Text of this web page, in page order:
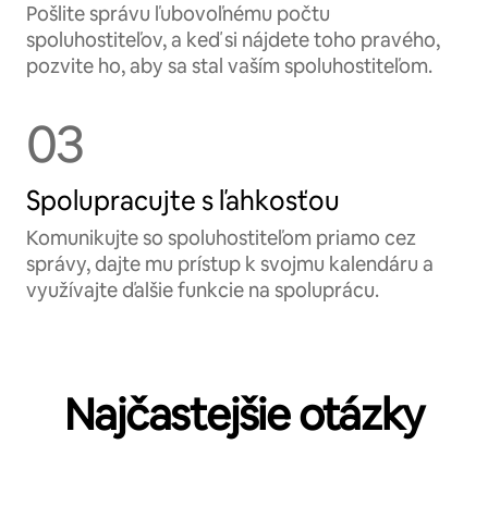
Pošlite správu ľubovoľnému počtu
spoluhostiteľov, a keď si nájdete toho pravého,
pozvite ho, aby sa stal vaším spoluhostiteľom.
03
Spolupracujte s ľahkosťou
Komunikujte so spoluhostiteľom priamo cez
správy, dajte mu prístup k svojmu kalendáru a
využívajte ďalšie funkcie na spoluprácu.
Najčastejšie otázky